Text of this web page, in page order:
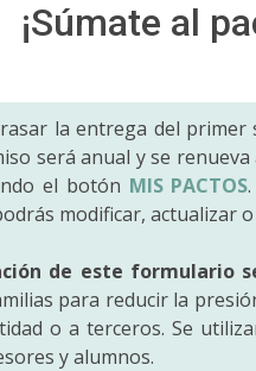
¡Súmate al
la entrega del
será anual y se
el botón MIS PACTOS
modificar, actualizar
de este formulario
para reducir la
o a terceros. Se
y alumnos.